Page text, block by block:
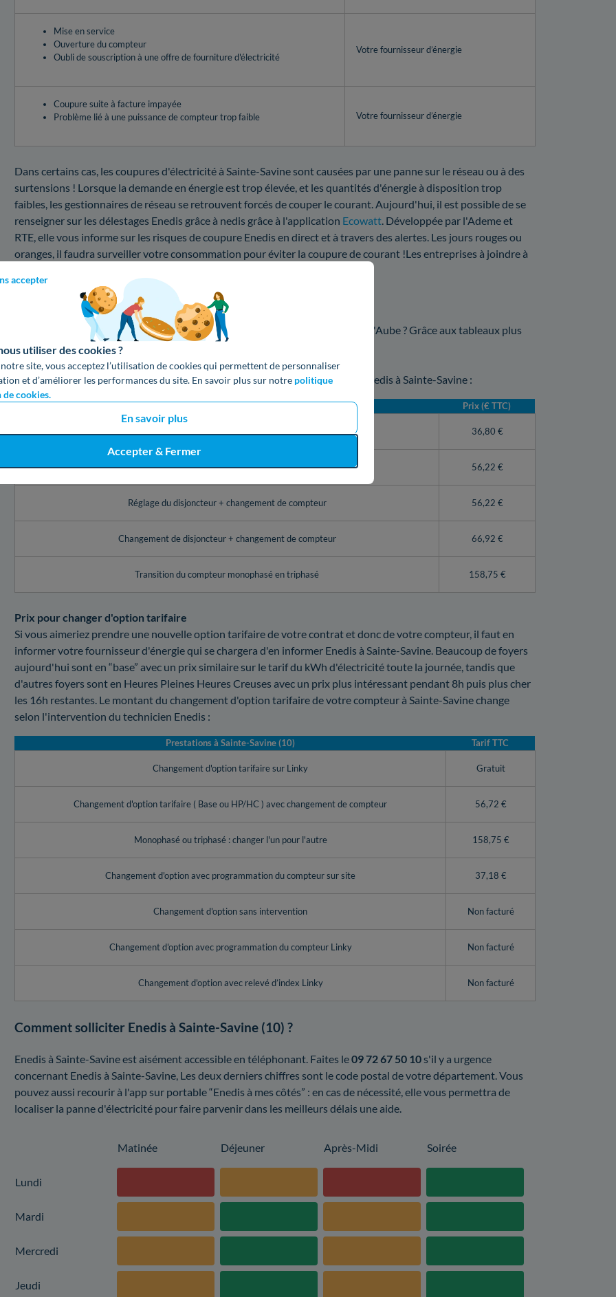
accepter
utiliser des cookies ?
site, vous acceptez l’utilisation de cookies qui permettent de personnaliser
et d’améliorer les performances du site. En savoir plus sur notre politique
cookies.
En savoir plus
Accepter & Fermer
Mise en service
Ouverture du compteur
Oubli de souscription à une offre de fourniture d'électricité
Votre fournisseur d’énergie
Coupure suite à facture impayée
Problème lié à une puissance de compteur trop faible
Votre fournisseur d’énergie
Dans certains cas, les coupures d'électricité à Sainte-Savine sont causées par une panne sur le réseau ou à des
surtensions ! Lorsque la demande en énergie est trop élevée, et les quantités d'énergie à disposition trop
faibles, les gestionnaires de réseau se retrouvent forcés de couper le courant. Aujourd'hui, il est possible de se
renseigner sur les délestages Enedis grâce à nedis grâce à l'application Ecowatt. Développée par l'Ademe et
RTE, elle vous informe sur les risques de coupure Enedis en direct et à travers des alertes. Les jours rouges ou
oranges, il faudra surveiller votre consommation pour éviter la coupure de courant !Les entreprises à joindre à
Quel est le coût d'une intervention au sein du 10300 ?
Vous désirez connaître les prix d'un dépannage d'électricité par Enedis dans l'Aube ? Grâce aux tableaux plus
bas, trouvez les renseignements sur le prix d'un tel service :
Changer la puissance de votre compteur électrique
Calculez votre facture pour un changement de puissance de compteur par Enedis à Sainte-Savine :
Service Enedis à Sainte-Savine (10) Prix (€ TTC)
Réglage de l’appareil de contrôle (disjoncteur, compteur Linky) 36,80 €
Changement du disjoncteur 56,22 €
Réglage du disjoncteur + changement de compteur 56,22 €
Changement de disjoncteur + changement de compteur 66,92 €
Transition du compteur monophasé en triphasé 158,75 €
Prix pour changer d'option tarifaire
Si vous aimeriez prendre une nouvelle option tarifaire de votre contrat et donc de votre compteur, il faut en
informer votre fournisseur d'énergie qui se chargera d'en informer Enedis à Sainte-Savine. Beaucoup de foyers
aujourd'hui sont en “base” avec un prix similaire sur le tarif du kWh d'électricité toute la journée, tandis que
d'autres foyers sont en Heures Pleines Heures Creuses avec un prix plus intéressant pendant 8h puis plus cher
les 16h restantes. Le montant du changement d'option tarifaire de votre compteur à Sainte-Savine change
selon l'intervention du technicien Enedis :
Prestations à Sainte-Savine (10) Tarif TTC
Changement d'option tarifaire sur Linky Gratuit
Changement d'option tarifaire ( Base ou HP/HC ) avec changement de compteur 56,72 €
Monophasé ou triphasé : changer l'un pour l'autre 158,75 €
Changement d'option avec programmation du compteur sur site 37,18 €
Changement d'option sans intervention Non facturé
Changement d'option avec programmation du compteur Linky Non facturé
Changement d'option avec relevé d’index Linky Non facturé
Comment solliciter Enedis à Sainte-Savine (10) ?
Enedis à Sainte-Savine est aisément accessible en téléphonant. Faites le09 72 67 50 10s'il y a urgence
concernant Enedis à Sainte-Savine, Les deux derniers chiffres sont le code postal de votre département. Vous
pouvez aussi recourir à l'app sur portable “Enedis à mes côtés” : en cas de nécessité, elle vous permettra de
localiser la panne d'électricité pour faire parvenir dans les meilleurs délais une aide.
Matinée Déjeuner Après-Midi Soirée
Lundi
Mardi
Mercredi
Jeudi